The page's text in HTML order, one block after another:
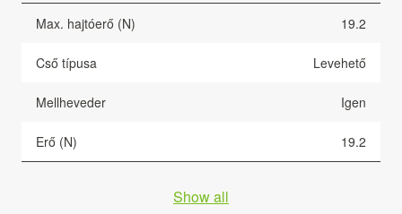
Max. hajtóerő (N) 19.2
Cső típusa Levehető
Mellheveder Igen
Erő (N) 19.2
Show all